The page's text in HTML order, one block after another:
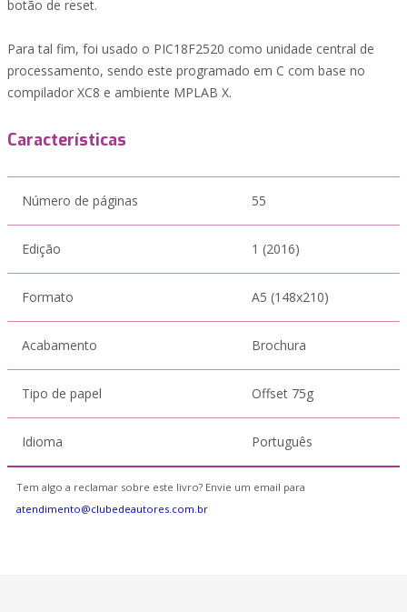
botão de reset.
Para tal fim, foi usado o PIC18F2520 como unidade central de
processamento, sendo este programado em C com base no
compilador XC8 e ambiente MPLAB X.
Características
Número de páginas 55
Edição 1 (2016)
Formato A5 (148x210)
Acabamento Brochura
Tipo de papel Offset 75g
Idioma Português
Tem algo a reclamar sobre este livro? Envie um email para
atendimento@clubedeautores.com.br